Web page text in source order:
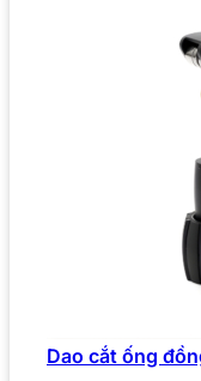
Dao cắt ống